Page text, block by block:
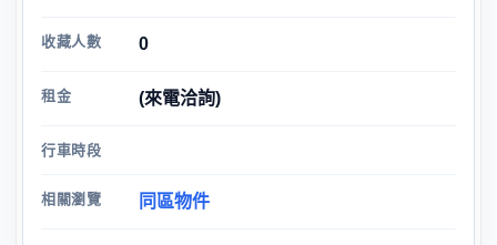
收藏人數 0
租金 (來電洽詢)
行車時段
相關瀏覽 同區物件